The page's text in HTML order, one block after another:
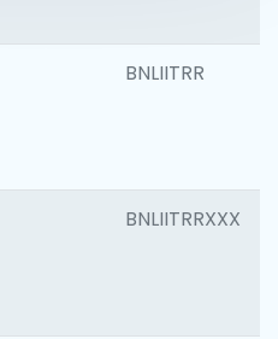
BNLIITRR
BNLIITRRXXX